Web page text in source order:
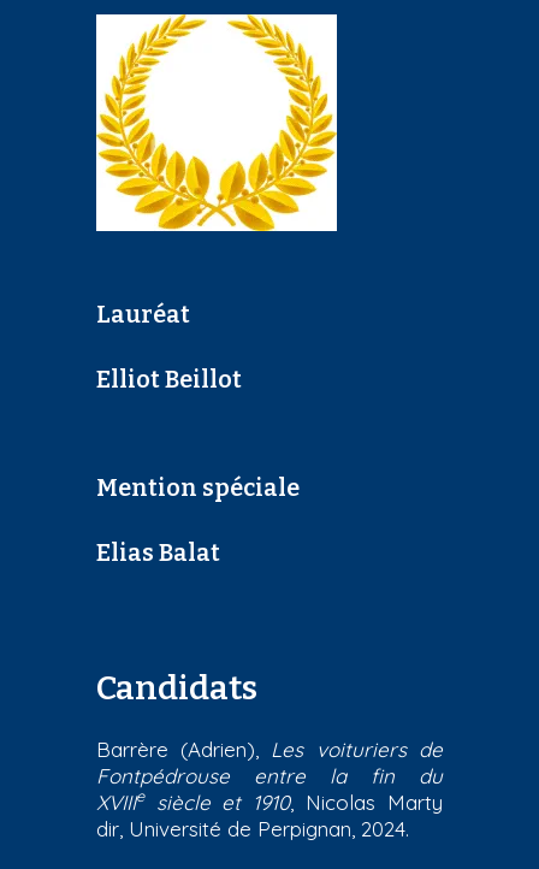
Lauréat
Elliot Beillot
Mention spéciale
Elias Balat
Candidats
Barrère (Adrien), Les voituriers de
Fontpédrouse entre la fin du
XVIIIesiècle et 1910, Nicolas Marty
dir, Université de Perpignan, 2024.